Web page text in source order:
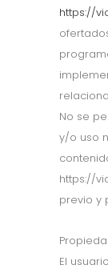
https://
No se
y/o uso
https://
previo y
El